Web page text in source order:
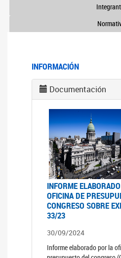
INFORMACIÓN
Documentación
INFORME
OFICINA DE
CONGRESO SOBRE
33/23
30/09/2024
Informe elaborado por la